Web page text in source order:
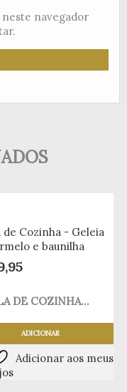
navegador
DE COZINHA...
ADICIONAR
Adicionar aos meus